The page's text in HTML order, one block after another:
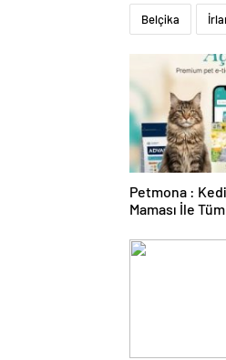
Belçika
Petmona :
Maması İle